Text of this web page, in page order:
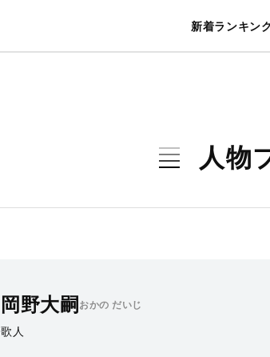
新着ランキン
暮らし スポ
人物
岡野大嗣 おかの だいじ
歌人